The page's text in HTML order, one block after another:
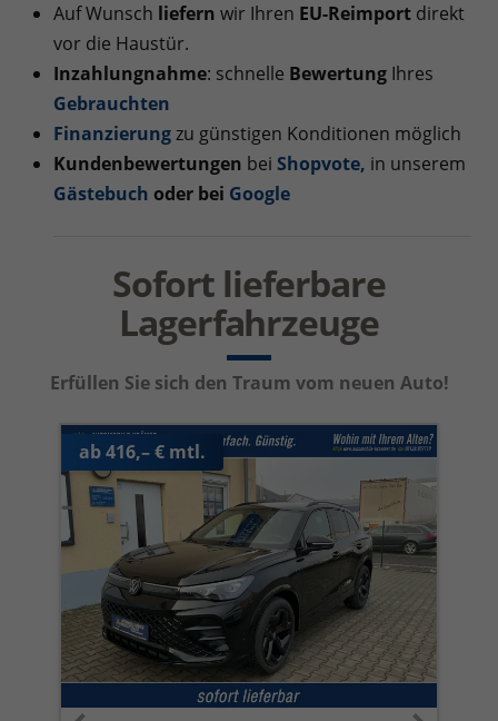
Auf Wunsch liefern wir Ihren EU-Reimport direkt
vor die Haustür.
Inzahlungnahme: schnelle Bewertung Ihres
Gebrauchten
Finanzierungzu günstigen Konditionen möglich
Kundenbewertungen bei Shopvote, in unserem
Gästebuch oder bei Google
Sofort lieferbare
Lagerfahrzeuge
Erfüllen Sie sich den Traum vom neuen Auto!
ab 416,– € mtl.